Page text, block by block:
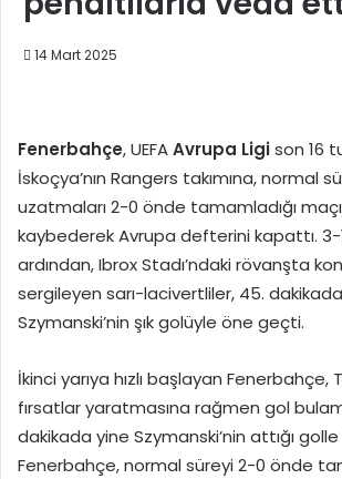
14 Mart 2025
Fenerbahçe, UEFAAvrupa Ligison 16
İskoçya’nın Rangers takımına, normal
uzatmaları 2-0 önde tamamladığı maçı
kaybederek Avrupa defterini kapattı. 3-
ardından, Ibrox Stadı’ndaki rövanşta
sergileyen sarı-lacivertliler, 45.
Szymanski’nin şık golüyle öne geçti.
İkinci yarıya hızlı başlayan Fenerbahçe,
fırsatlar yaratmasına rağmen gol
dakikada yine Szymanski’nin attığı golle
Fenerbahçe, normal süreyi 2-0 önde